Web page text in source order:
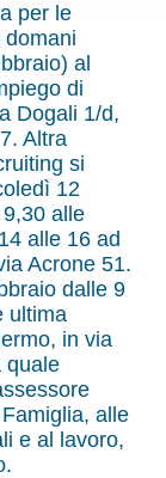
per le
al
di
Dogali 1/d,
Altra
si
12
alle
alle 16 ad
Acrone 51.
dalle 9
ultima
in via
quale
alle
e al lavoro,